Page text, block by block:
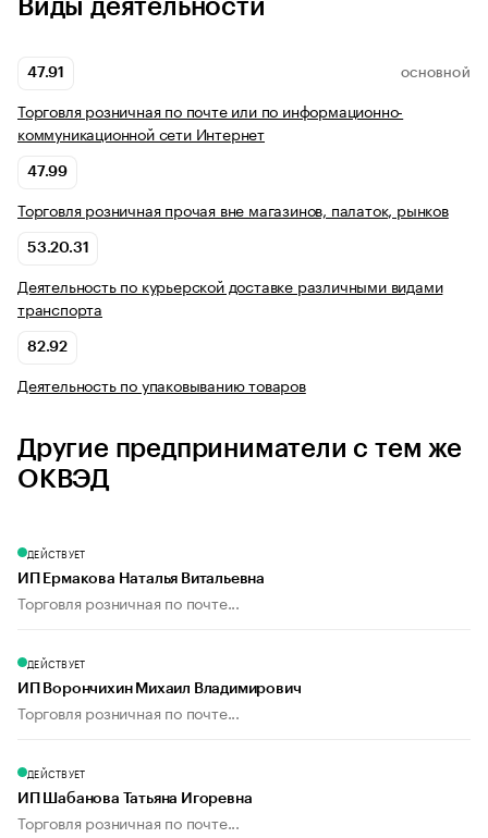
Виды деятельности
47.91 ОСНОВНОЙ
Торговля розничная по почте или по информационно-
коммуникационной сети Интернет
47.99
Торговля розничная прочая вне магазинов, палаток, рынков
53.20.31
Деятельность по курьерской доставке различными видами
транспорта
82.92
Деятельность по упаковыванию товаров
Другие предприниматели с тем же
ОКВЭД
ДЕЙСТВУЕТ
ИП Ермакова Наталья Витальевна
Торговля розничная по почте...
ДЕЙСТВУЕТ
ИП Ворончихин Михаил Владимирович
Торговля розничная по почте...
ДЕЙСТВУЕТ
ИП Шабанова Татьяна Игоревна
Торговля розничная по почте...